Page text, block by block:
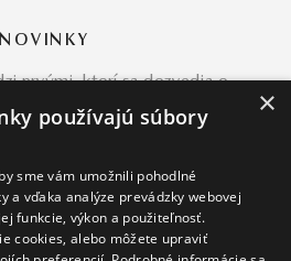
NOVINKY
prvými, ktorí sa dozvedia o
×
používajú súbory
sme vám umožnili pohodlné
a vďaka analýze prevádzky webovej
funkcie, výkon a použiteľnosť.
cookies, alebo môžete upraviť